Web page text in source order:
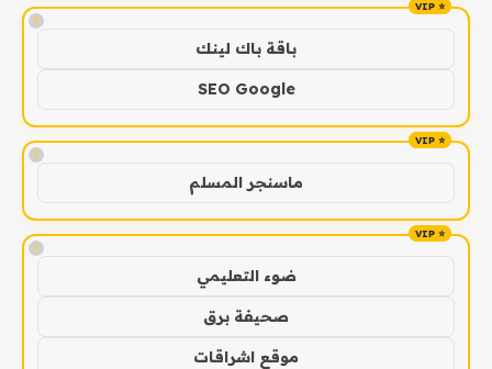
!
باقة باك لينك
SEO Google
!
ماسنجر المسلم
!
ضوء التعليمي
صحيفة برق
موقع اشراقات